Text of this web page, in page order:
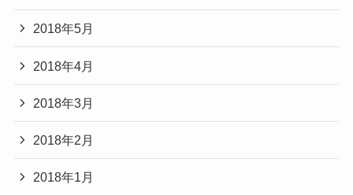
2018年5月
2018年4月
2018年3月
2018年2月
2018年1月